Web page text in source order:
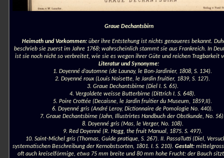
Graue Dechantsbirn
Heimath und Vorkommen:über ihre Entstehung ist nichts genaueres bekannt.
beschrieb sie zuerst im Jahre 1768; wahrscheinlich stammt sie aus Frankreich. In
ist sie noch nicht so verbreitet, wie sie es wegen ihrer Güte und reichen Tragbarkeit
Literatur und Synonyme:
1. Doyenné d’automne (de Launay, le Bon-Jardinier, 1808, S. 134).
2. Doyenné roux (Louis Noisette, le Jardin fruitier, 1839, S. 127).
3. Graue Dechantsbirne (Diel I. S. 65).
4. Vergoldete weisse Butterbirne (Dittrich I. S. 648).
5. Poire Crottée (Decaisne, le Jardin fruitier du Museum, 1859,II).
6. Doyenné gris (André Leroy, Dictionnaire de Pomologie No. 440).
7. Graue Dechantsbirne (Jahn, Illustrirtes Handbuch der Obstkunde, No.
8. Doyenné gris (Mas, le Verger, No. 108).
9. Red Doyenné (R. Hogg, the fruit Manual, 1875. S. 497).
10. Saint-Michel gris (Thomas, Guide pratique, S. 267). II. PassaTutti (Diel,
systematischen Beschreibung der Kernobstsorten, 1801. I. S. 210).Gestalt:
oft auch kreiselförmige, etwa 75 mm breite und 80 mm hohe Frucht: der Bauch